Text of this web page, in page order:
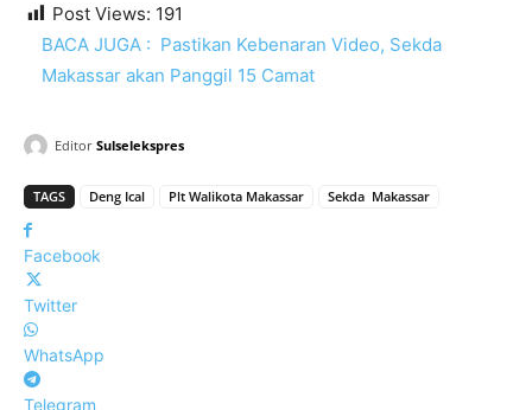
Post Views: 191
BACA JUGA : Pastikan Kebenaran Video, Sekda
Makassar akan Panggil 15 Camat
Editor Sulselekspres
TAGS Deng Ical Plt Walikota Makassar Sekda Makassar
Facebook
Twitter
WhatsApp
Telegram